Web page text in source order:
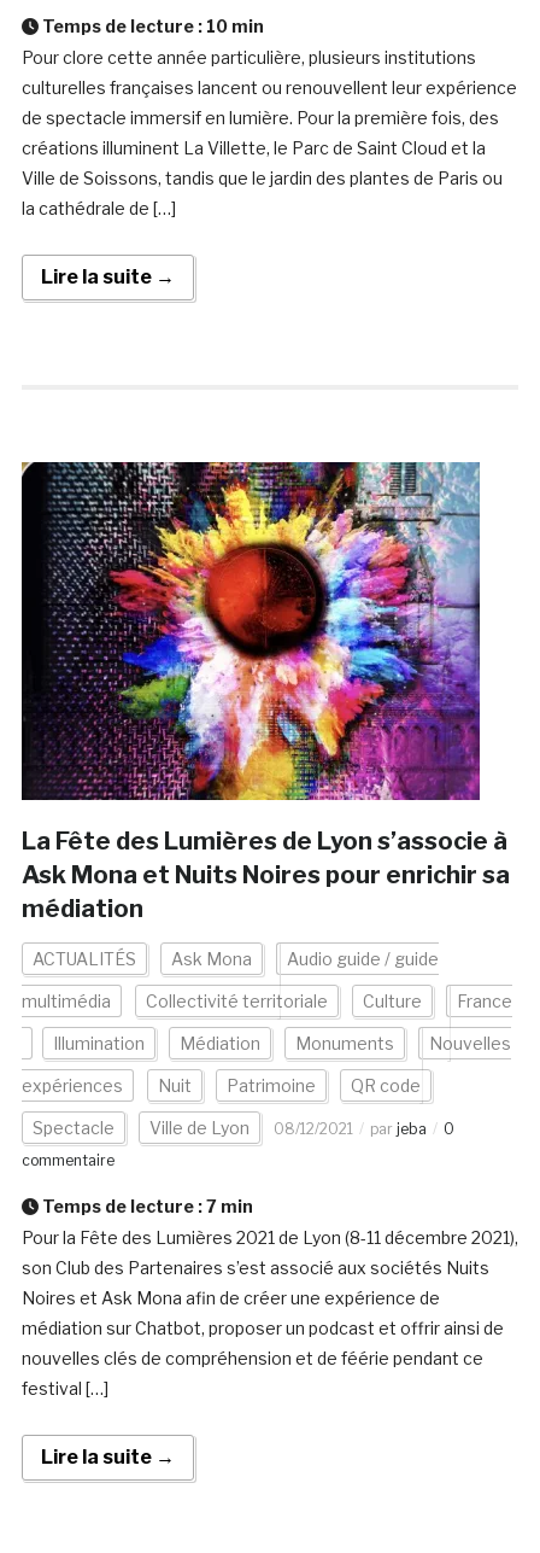
Temps de lecture : 10 min
Pour clore cette année particulière, plusieurs institutions
culturelles françaises lancent ou renouvellent leur expérience
de spectacle immersif en lumière. Pour la première fois, des
créations illuminent La Villette, le Parc de Saint Cloud et la
Ville de Soissons, tandis que le jardin des plantes de Paris ou
la cathédrale de […]
Lire la suite →
La Fête des Lumières de Lyon s’associe à
Ask Mona et Nuits Noires pour enrichir sa
médiation
ACTUALITÉS Ask Mona Audio guide / guide
multimédia Collectivité territoriale Culture France
Illumination Médiation Monuments Nouvelles
expériences Nuit Patrimoine QR code
Spectacle Ville de Lyon 08/12/2021 par jeba
0
commentaire
Temps de lecture :7 min
Pour la Fête des Lumières 2021 de Lyon (8-11 décembre 2021),
son Club des Partenaires s’est associé aux sociétés Nuits
Noires et Ask Mona afin de créer une expérience de
médiation sur Chatbot, proposer un podcast et offrir ainsi de
nouvelles clés de compréhension et de féérie pendant ce
festival […]
Lire la suite →